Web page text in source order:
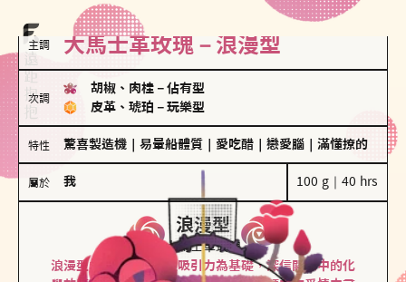
主調 大馬士革玫瑰－浪漫型
次調
胡椒、肉桂 － 佔有型
皮革、琥珀 － 玩樂型
特性 驚喜製造機 易暈船體質 愛吃醋 戀愛腦 滿懂撩的
屬於 我 100 g｜40 hrs
浪漫型
大馬士革玫瑰
浪漫型的人以激情與性吸引力為基礎，深信關係中的化